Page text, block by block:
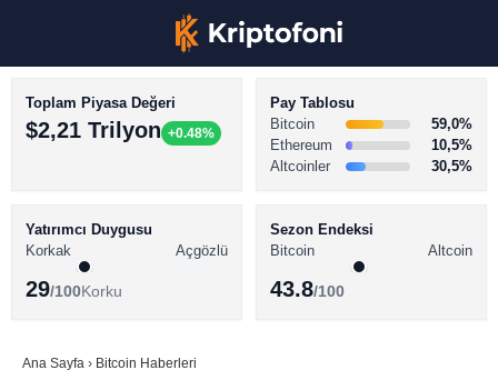
BİTCOİN HABERLERİ
ALTCOİN HABERLERİ
SÖZLÜK
Toplam Piyasa Değeri
$2,21 Trilyon +0.48%
Pay Tablosu
Bitcoin
59,0%
Ethereum
10,5%
Altcoinler
30,5%
Yatırımcı Duygusu
Korkak
Açgözlü
29/100Korku
Sezon Endeksi
Bitcoin
Altcoin
43.8/100
Ana Sayfa › Bitcoin Haberleri